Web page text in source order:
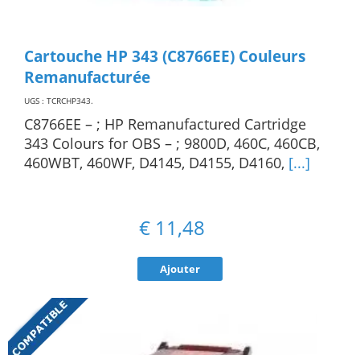
Cartouche HP 343 (C8766EE) Couleurs
Remanufacturée
UGS : TCRCHP343.
C8766EE – ; HP Remanufactured Cartridge
343 Colours for OBS – ; 9800D, 460C, 460CB,
460WBT, 460WF, D4145, D4155, D4160, [...]
€ 11,48
Ajouter